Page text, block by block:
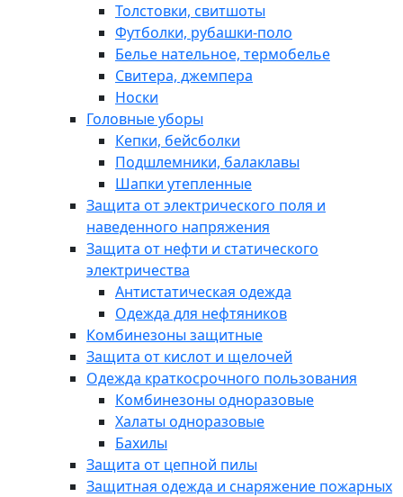
Толстовки, свитшоты
Футболки, рубашки-поло
Белье нательное, термобелье
Свитера, джемпера
Носки
Головные уборы
Кепки, бейсболки
Подшлемники, балаклавы
Шапки утепленные
Защита от электрического поля и
наведенного напряжения
Защита от нефти и статического
электричества
Антистатическая одежда
Одежда для нефтяников
Комбинезоны защитные
Защита от кислот и щелочей
Одежда краткосрочного пользования
Комбинезоны одноразовые
Халаты одноразовые
Бахилы
Защита от цепной пилы
Защитная одежда и снаряжение пожарных